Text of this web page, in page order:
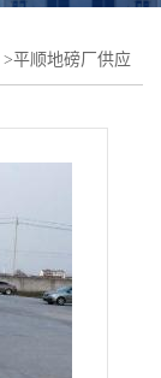
>平顺地磅厂供应